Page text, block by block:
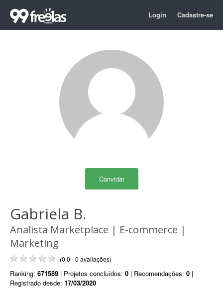
Login Cadastre-se
Convidar
Gabriela B.
Analista Marketplace | E-commerce |
Marketing
(0.0 - 0 avaliações)
Ranking: 671589 | Projetos concluídos: 0 | Recomendações: 0 |
Registrado desde: 17/03/2020